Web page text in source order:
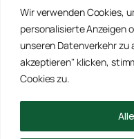
Wir verwenden Cookies,
personalisierte Anzeigen
unseren Datenverkehr zu
akzeptieren" klicken,
Cookies zu.
EMPFOHLENE PARTNER
WinRei24 Dienstleistungen
Winterdienst
Winterdienst Hansa